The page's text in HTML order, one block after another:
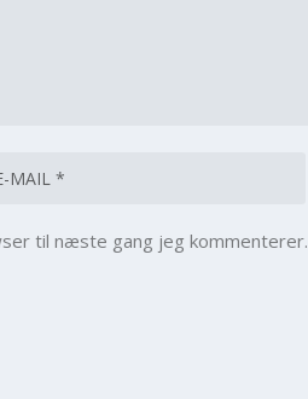
til næste gang jeg kommenterer.